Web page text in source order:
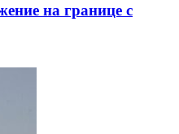
на границе с